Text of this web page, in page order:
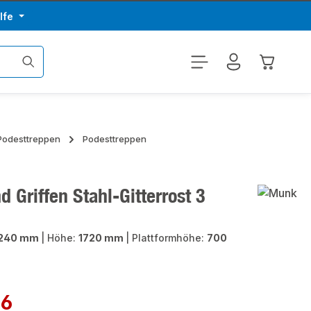
Podesttreppen
Griffen Stahl-Gitterrost 3
mm Höhe: 1720 mm Plattformhöhe: 700